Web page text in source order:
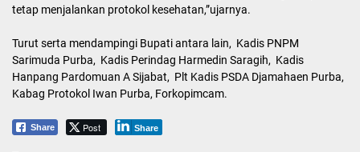
tetap menjalankan protokol kesehatan,”ujarnya.
Turut serta mendampingi Bupati antara lain, Kadis PNPM
Sarimuda Purba, Kadis Perindag Harmedin Saragih, Kadis
Hanpang Pardomuan A Sijabat, Plt Kadis PSDA Djamahaen Purba,
Kabag Protokol Iwan Purba, Forkopimcam.
Share Post Share